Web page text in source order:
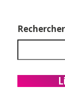
Rechercher